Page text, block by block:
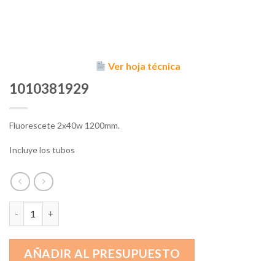
Ver hoja técnica
1010381929
Fluorescete 2x40w 1200mm.
Incluye los tubos
AÑADIR AL PRESUPUESTO